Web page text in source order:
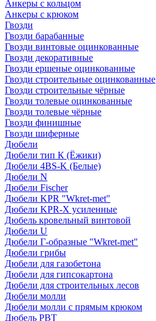
Анкеры с кольцом
Анкеры с крюком
Гвозди
Гвозди барабанные
Гвозди винтовые оцинкованные
Гвозди декоративные
Гвозди ершеные оцинкованные
Гвозди строительные оцинкованные
Гвозди строительные чёрные
Гвозди толевые оцинкованные
Гвозди толевые чёрные
Гвозди финишные
Гвозди шиферные
Дюбели
Дюбели тип К (Ёжики)
Дюбели 4BS-K (Белые)
Дюбели N
Дюбели Fischer
Дюбели KPR "Wkret-met"
Дюбели KPR-Х усиленные
Дюбель кровельный винтовой
Дюбели U
Дюбели Г-образные "Wkret-met"
Дюбели грибы
Дюбели для газобетона
Дюбели для гипсокартона
Дюбели для строительных лесов
Дюбели молли
Дюбели молли с прямым крюком
Дюбель PBT